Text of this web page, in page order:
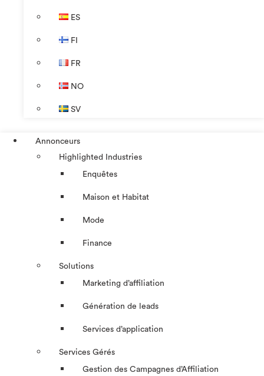
ES
FI
FR
NO
SV
Annonceurs
Highlighted Industries
Enquêtes
Maison et Habitat
Mode
Finance
Solutions
Marketing d’affiliation
Génération de leads
Services d’application
Services Gérés
Gestion des Campagnes d’Affiliation​